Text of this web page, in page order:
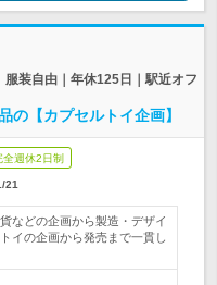
装自由｜年休125日｜駅近オフ
の【カプセルトイ企画】
全週休2日制
21
などの企画から製造・デザイ
イの企画から発売まで一貫し